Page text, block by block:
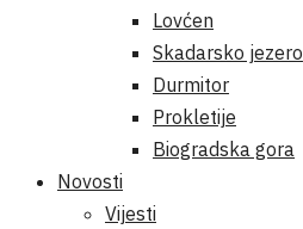
Lovćen
Skadarsko jezero
Durmitor
Prokletije
Biogradska gora
Novosti
Vijesti